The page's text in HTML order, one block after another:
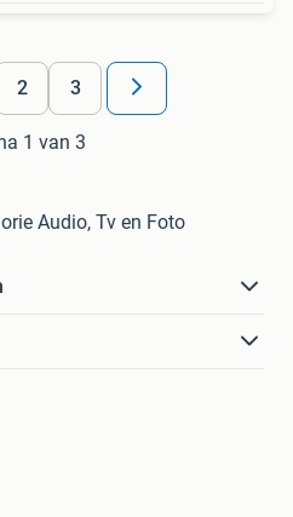
2 3
1 van 3
Audio, Tv en Foto